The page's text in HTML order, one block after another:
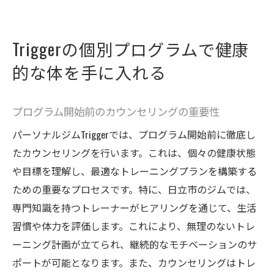
Triggerの個別プログラムで健康
的な体を手に入れる
プログラム開始前のカウンセリングの重要性
パーソナルジムTriggerでは、プログラム開始前に徹底し
たカウンセリングを行います。これは、個々の健康状態
や目標を理解し、最適なトレーニングプランを構築する
ための重要なプロセスです。特に、日立市のジムでは、
専門知識を持つトレーナーがヒアリングを通じて、生活
習慣や体力を評価します。これにより、無理のないトレ
ーニング計画が立てられ、継続的なモチベーションのサ
ポートが可能となります。また、カウンセリングはトレ